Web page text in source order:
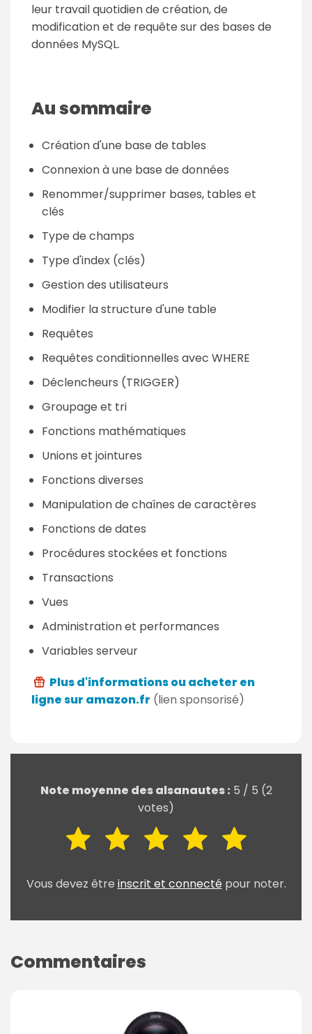
leur travail quotidien de création, de
modification et de requête sur des bases de
données MySQL.
Au sommaire
Création d'une base de tables
Connexion à une base de données
Renommer/supprimer bases, tables et
clés
Type de champs
Type d'index (clés)
Gestion des utilisateurs
Modifier la structure d'une table
Requêtes
Requêtes conditionnelles avec WHERE
Déclencheurs (TRIGGER)
Groupage et tri
Fonctions mathématiques
Unions et jointures
Fonctions diverses
Manipulation de chaînes de caractères
Fonctions de dates
Procédures stockées et fonctions
Transactions
Vues
Administration et performances
Variables serveur
Plus d'informations ou acheter en
ligne sur amazon.fr (lien sponsorisé)
Note moyenne des alsanautes : 5 / 5 (2
votes)
Vous devez être inscrit et connecté pour noter.
Commentaires